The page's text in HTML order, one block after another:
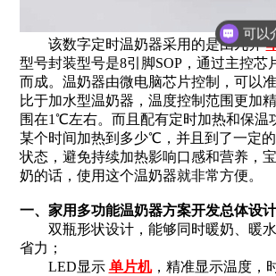
该数字定时温奶器采用的是由九齐
型号封装型号是8引脚SOP，通过主控芯
而成。温奶器由微电脑芯片控制，可以
比于加水型温奶器，温度控制范围更加
围在1℃左右。而且配有定时加热和保温
某个时间加热到多少℃，并且到了一定
状态，避免持续加热影响口感和营养，
奶的话，使用这个温奶器就非常方便。
一、家用多功能温奶器方案开发总体设计
双瓶形状设计，能够同时暖奶、暖水
省力；
LED显示 单片机，精准显示温度，